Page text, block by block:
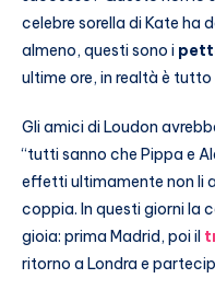
celebre sorella di Kate ha
almeno, questi sono i
ultime ore, in realtà è tutto
Gli amici di Loudon
“tutti sanno che Pippa e
effetti ultimamente non li
coppia. In questi giorni la
gioia: prima Madrid, poi il
ritorno a Londra e